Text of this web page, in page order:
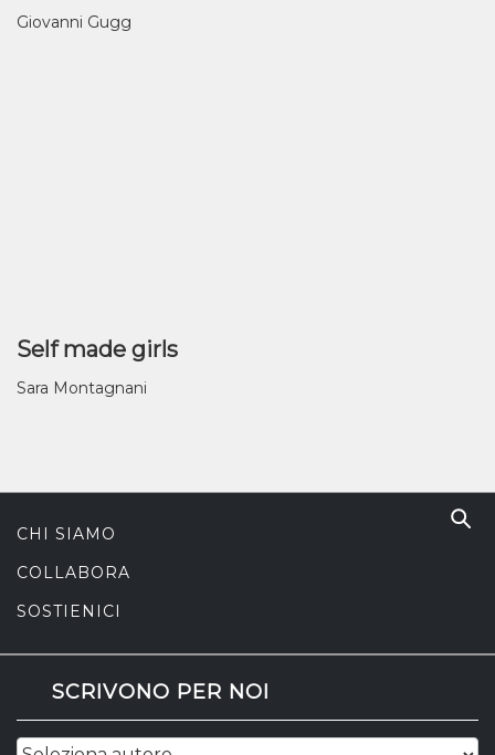
Giovanni Gugg
Self made girls
Sara Montagnani
CHI SIAMO
COLLABORA
SOSTIENICI
SCRIVONO PER NOI